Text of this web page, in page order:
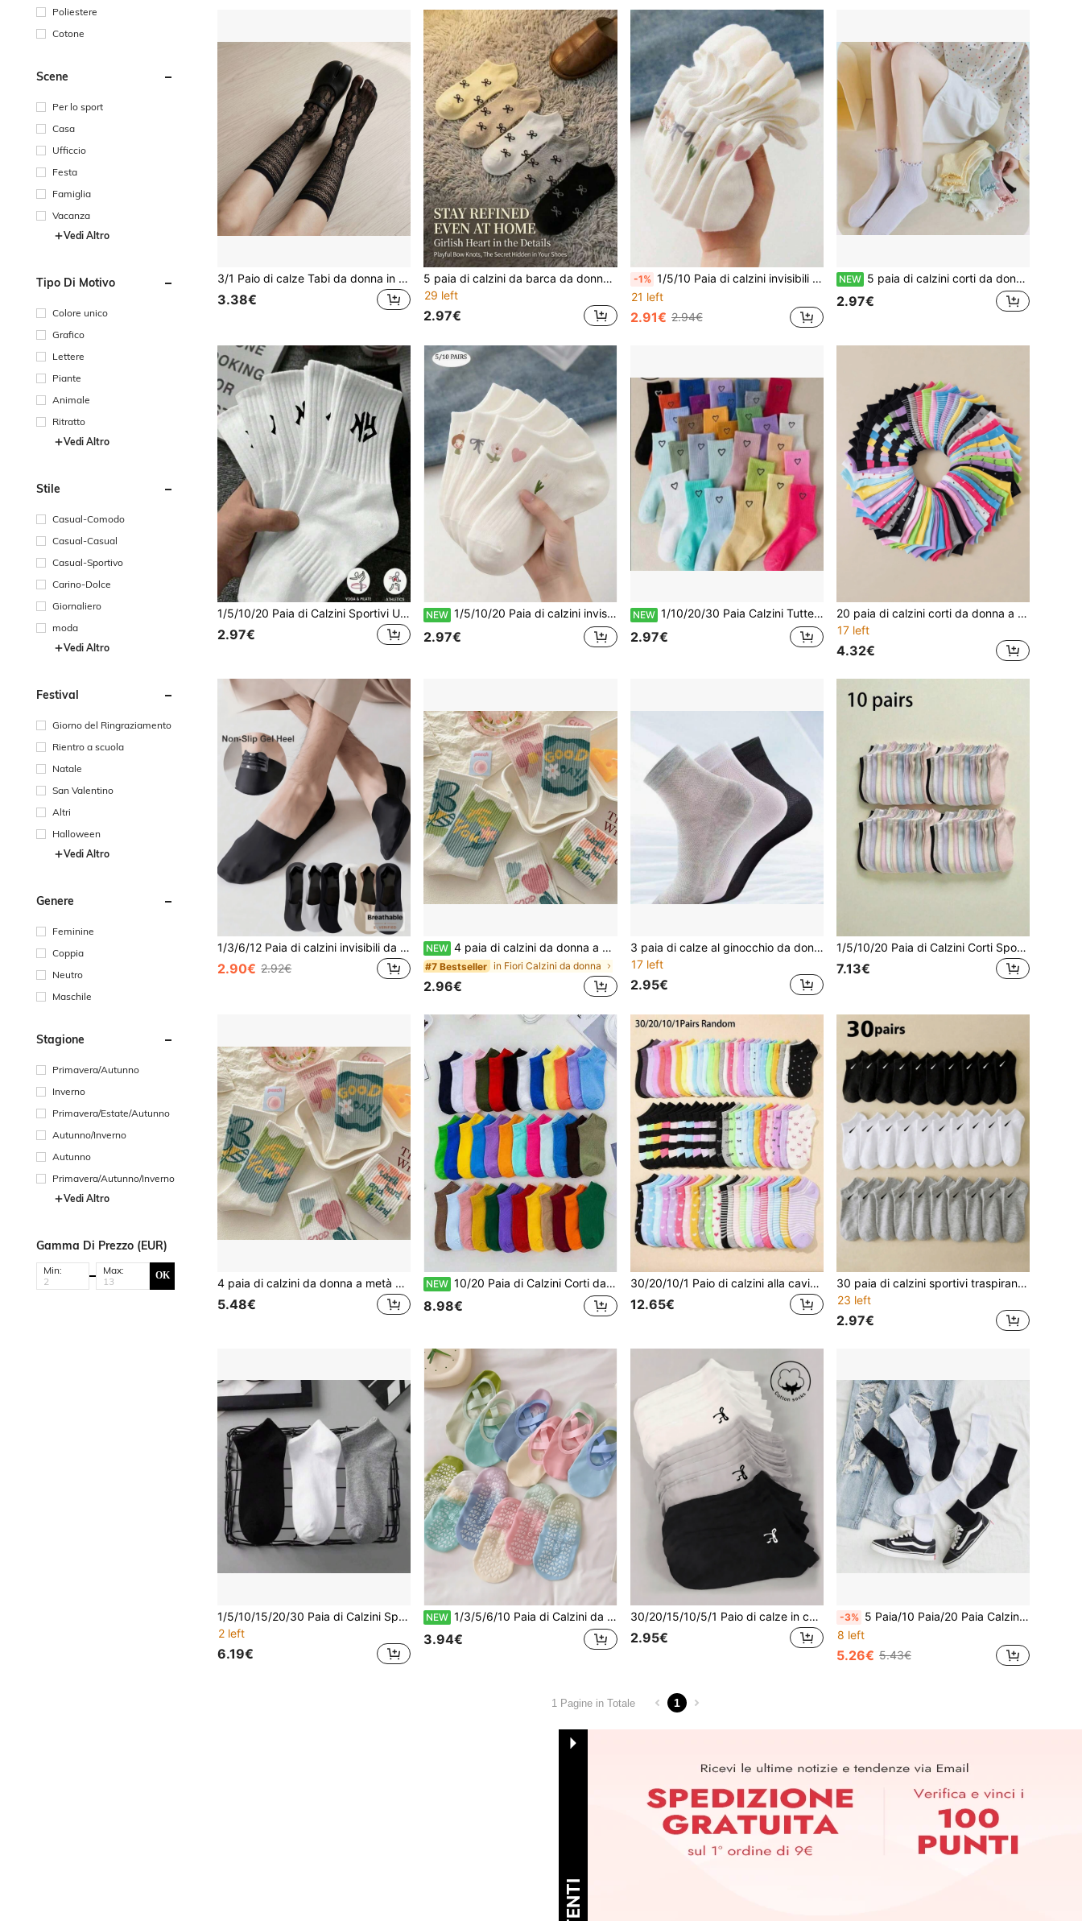
Poliestere
Cotone
Scene
Per lo sport
Casa
Ufficcio
Festa
Famiglia
Vacanza
Vedi Altro
Tipo Di Motivo
Colore unico
Grafico
Lettere
Piante
Animale
Ritratto
Vedi Altro
Stile
Casual-Comodo
Casual-Casual
Casual-Sportivo
Carino-Dolce
Giornaliero
moda
Vedi Altro
Festival
Giorno del Ringraziamento
Rientro a scuola
Natale
San Valentino
Altri
Halloween
Vedi Altro
Genere
Feminine
Coppia
Neutro
Maschile
Stagione
Primavera/Autunno
Inverno
Primavera/Estate/Autunno
Autunno/Inverno
Autunno
Primavera/Autunno/Inverno
Vedi Altro
Gamma Di Prezzo (EUR)
Min: Max: OK
3/1 Paio di calze Tabi da donna in pizzo con punta divisa, calze a infradito in rete con volant, per uso quotidiano, casual e versatili, comode
3.38€
5 paia di calzini da barca da donna con fiocco dolce e stile minimalista, calzini invisibili casual, antiscivolo, adatti per l'uso quotidiano e i viaggi, stile primavera/estate
29 left
2.97€
-1% 1/5/10 Paia di calzini invisibili a costine di colore unito da donna, calzini leggeri antiscivolo a taglio basso, adatti per tutte le stagioni, perfetti per il ritorno a scuola
21 left
2.91€ 2.94€
NEW 5 paia di calzini corti da donna in pizzo a costine, antiscivolo, comodi e traspiranti, adatti per tutte le stagioni, ideali per sport e uso casual
2.97€
1/5/10/20 Paia di Calzini Sportivi Unisex Comodi da Uomo, Adatti per Autunno/Inverno/Donna, Antibatterici, Morbidi, Nero/Bianco, Comfort Tutto il Giorno
2.97€
NEW 1/5/10/20 Paia di calzini invisibili corti da donna con fodera a costine tinta unita, calzini invisibili da barca sottili antiscivolo, adatti per tutte le stagioni
2.97€
NEW 1/10/20/30 Paia Calzini Tutte le Stagioni Motivo Cuore Dolce Personaggio Divertente Casuale Stile Minimalista Versatile Neutro Adatto a Tutto
2.97€
20 paia di calzini corti da donna a righe verticali, tinta unita casuale, assorbenti del sudore, morbidi e versatili, calzini da barca
17 left
4.32€
1/3/6/12 Paia di calzini invisibili da uomo con fondo solido, tomaia in nylon morbido e traspirante, taglio basso, senza mostrare, con tallone in gel antiscivolo, adatti per sport o uso quotidiano
2.90€ 2.92€
NEW 4 paia di calzini da donna a metà polpaccio con stampa casuale di fiori & lettere, calzini a tinta unita con cartoni animati carini, calzini comodi e morbidi per uso casual, sportivo, viaggio, versatili, stile minimalista, adatti per l'uso quotidiano
#7 Bestseller in Fiori Calzini da donna
2.96€
3 paia di calze al ginocchio da donna in rete traspirante, colore unito, ampie, anti-odore, ultra sottili in cotone, adatte per l'estate
17 left
2.95€
1/5/10/20 Paia di Calzini Corti Sportivi Casual Primavera/Estate Colore Unito Palette Dopamina
7.13€
4 paia di calzini da donna a metà polpaccio con stampa casuale di fiori e lettere, calzini a tinta unita con cartoni animati carini, calzini comodi, morbidi, casual, sportivi, da viaggio e versatili
5.48€
NEW 10/20 Paia di Calzini Corti da Donna Primavera/Estate Colore Caramella Semplice, Calzini Elasticizzati Comodi Colore Unito, Comodi Morbidi e Versatili. Adatti Per
8.98€
30/20/10/1 Paio di calzini alla caviglia da donna: colori caramella, fiocchi in pizzo, motivi a cuore, righe, morbidi e confortevoli, casual e versatili, calzini alla caviglia per studenti
12.65€
30 paia di calzini sportivi traspiranti da uomo, calzini da corsa all'aperto con motivo alla moda e alta elasticità, calzini comodi traspiranti anti-odore e antibatterici
23 left
2.97€
1/5/10/15/20/30 Paia di Calzini Sportivi Unisex per Coppie, Calzini Invisibili, Calzini a Barca, Regalo per Vacanze Primavera Estate, Calzini da Donna
2 left
6.19€
NEW 1/3/5/6/10 Paia di Calzini da Pilates per Principianti da Donna, Multicolore Sfumato, Antiscivolo in Silicone, Calzini Sportivi, Calzini a Barca, Calzini da Yoga Professionali per Adulti da Interno
3.94€
30/20/15/10/5/1 Paio di calze in cotone da donna, calze invisibili, calze corte, calze bianche, calze grigie, calze nere, calze da donna, calze carine, calze da ragazza
2.95€
-3% 5 Paia/10 Paia/20 Paia Calzini Sportivi Casual per Coppie, Adatti per Uso Quotidiano in Casa e all'Aperto, Regali Perfetti per la Stagione del Ritorno a Scuola e Natale
8 left
5.26€ 5.43€
1 Pagine in Totale 1